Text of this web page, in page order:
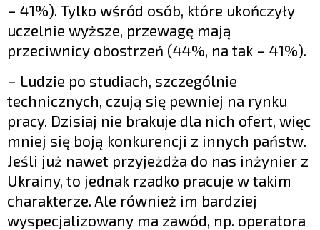
– 41%). Tylko wśród osób, które ukończyły
uczelnie wyższe, przewagę mają
przeciwnicy obostrzeń (44%, na tak – 41%).
– Ludzie po studiach, szczególnie
technicznych, czują się pewniej na rynku
pracy. Dzisiaj nie brakuje dla nich ofert, więc
mniej się boją konkurencji z innych państw.
Jeśli już nawet przyjeżdża do nas inżynier z
Ukrainy, to jednak rzadko pracuje w takim
charakterze. Ale również im bardziej
wyspecjalizowany ma zawód, np. operatora